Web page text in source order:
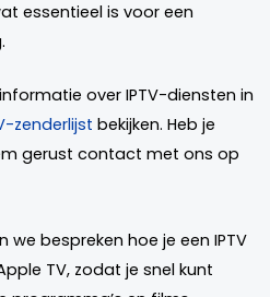
essentieel is voor een
over IPTV-diensten in
zenderlijst bekijken. Heb je
gerust contact met ons op
we bespreken hoe je een IPTV
TV, zodat je snel kunt